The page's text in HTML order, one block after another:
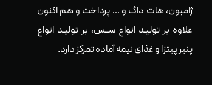
ژامبون، هات داگ و … پرداخت و هم اکنون
علاوه بر تولیـد انواع ســس، بر تولیـد انواع
پنیر پیتزا و غذای نیمه آماده تمرکز دارد.